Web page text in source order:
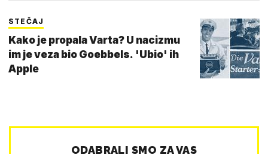
STEČAJ
Kako je propala Varta? U nacizmu
im je veza bio Goebbels. 'Ubio' ih
Apple